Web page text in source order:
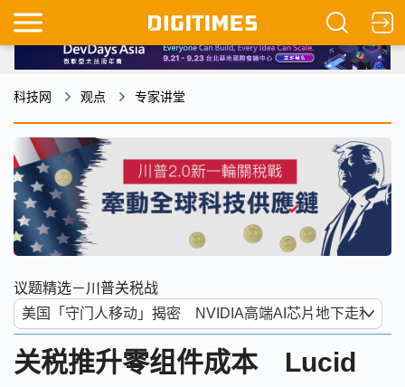
科技网 观点 专家讲堂
议题精选－川普关税战
关税推升零组件成本 Lucid